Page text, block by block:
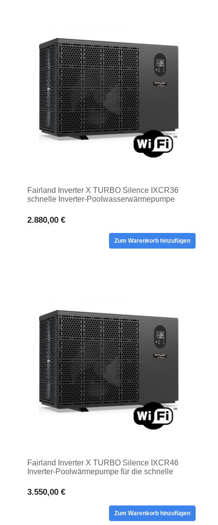
Fairland Inverter X TURBO Silence IXCR36
schnelle Inverter-Poolwasserwärmepumpe
2.880,00 €
Zum Warenkorb hinzufügen
Fairland Inverter X TURBO Silence IXCR46
Inverter-Poolwärmepumpe für die schnelle
3.550,00 €
Zum Warenkorb hinzufügen